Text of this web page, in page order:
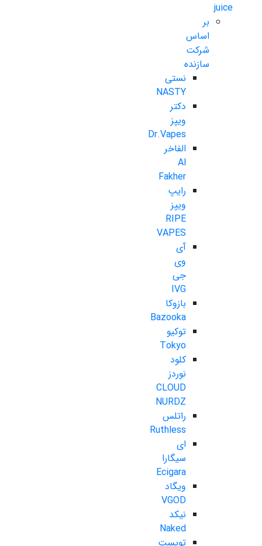
juice
بر
اساس
شرکت
سازنده
نستی
NASTY
دکتر
ویپز
Dr.Vapes
الفاخر
Al
Fakher
رایپ
ویپز
RIPE
VAPES
آی
وی
جی
IVG
بازوکا
Bazooka
توکیو
Tokyo
کلود
نوردز
CLOUD
NURDZ
راتلس
Ruthless
ای
سیگارا
Ecigara
ویگاد
VGOD
نیکد
Naked
تویست